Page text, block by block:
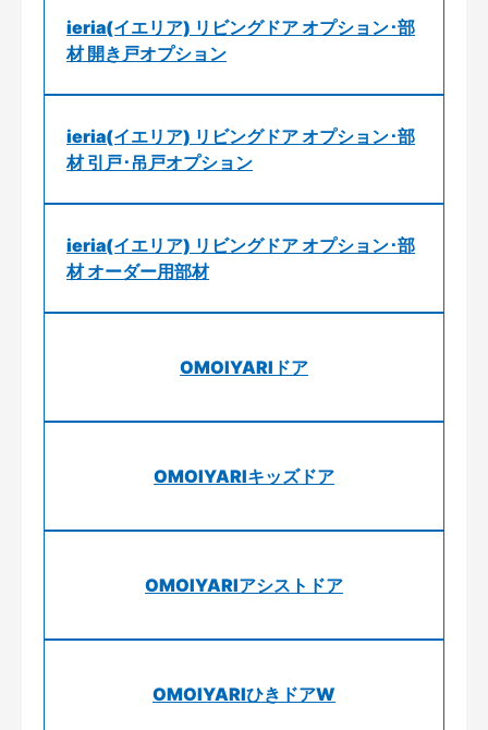
ieria(イエリア) リビングドア オプション･部
材 開き戸オプション
ieria(イエリア) リビングドア オプション･部
材 引戸･吊戸オプション
ieria(イエリア) リビングドア オプション･部
材 オーダー用部材
OMOIYARIドア
OMOIYARIキッズドア
OMOIYARIアシストドア
OMOIYARIひきドアW